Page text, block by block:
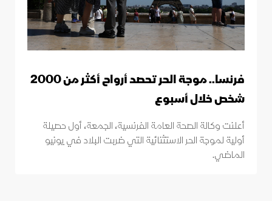
فرنسا.. موجة الحر تحصد أرواح أكثر من 2000
شخص خلال أسبوع
أعلنت وكالة الصحة العامة الفرنسية، الجمعة، أول حصيلة
أولية لموجة الحر الاستثنائية التي ضربت البلاد في يونيو
الماضي.